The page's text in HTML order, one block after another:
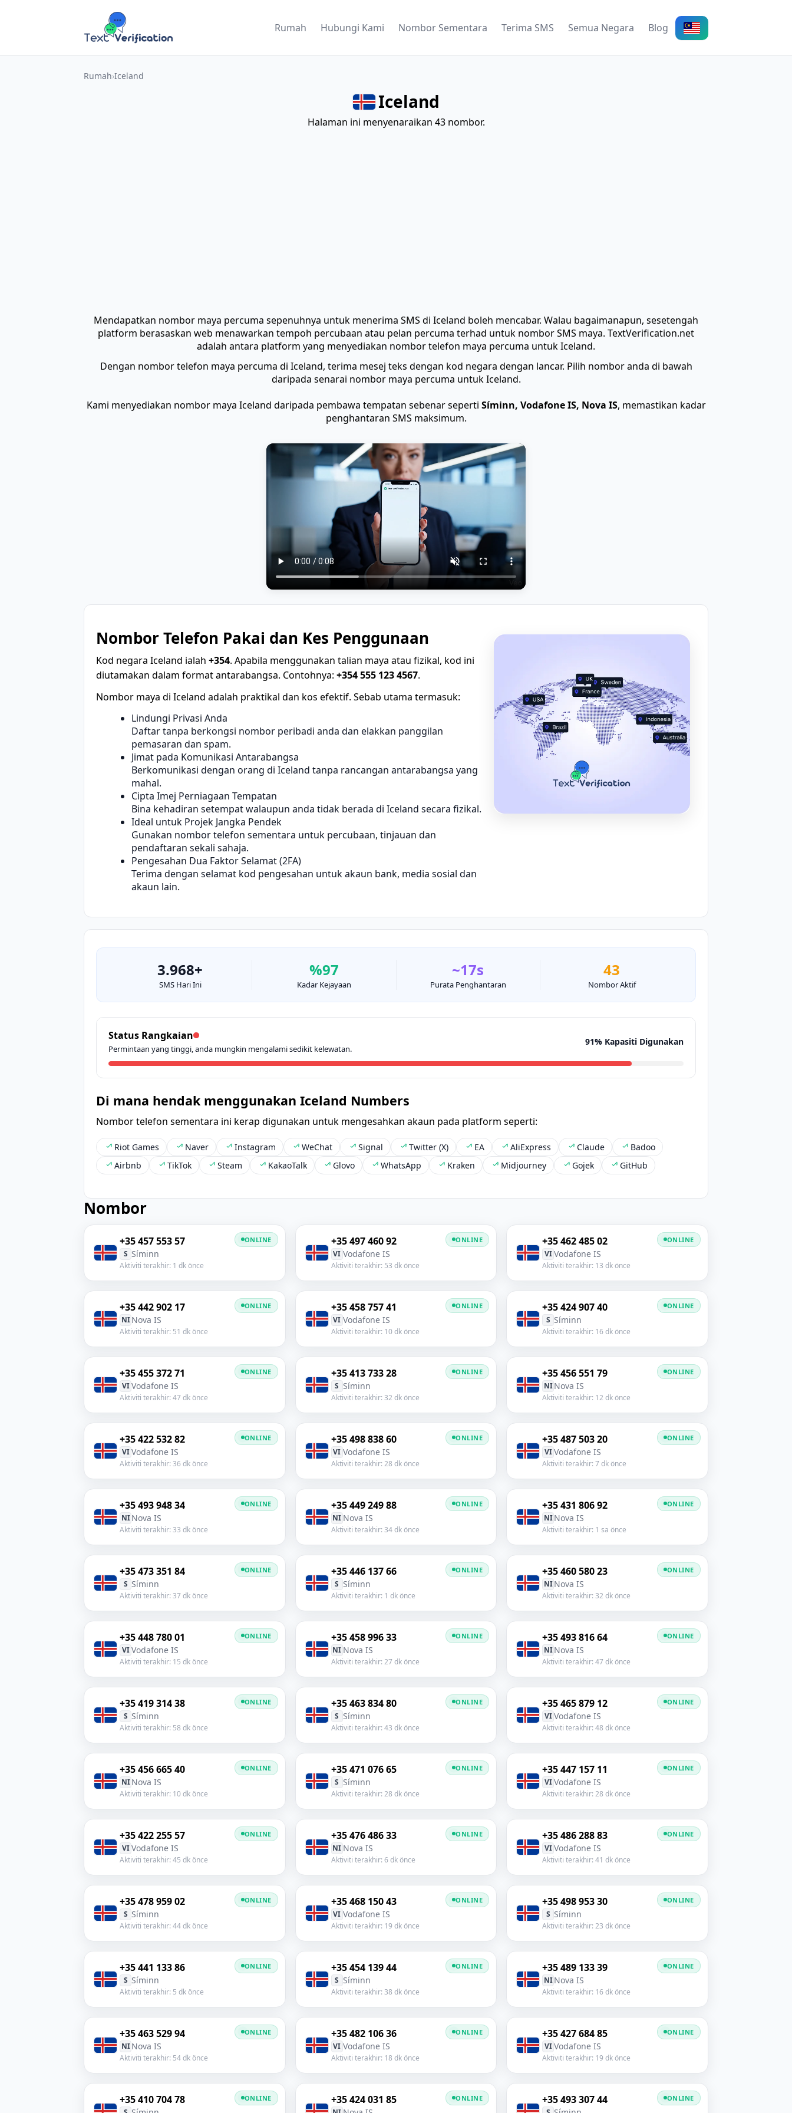
Rumah Hubungi Kami Nombor Sementara Terima SMS Semua Negara Blog
Rumah Iceland
Iceland
Halaman ini menyenaraikan 43 nombor.
Mendapatkan nombor maya percuma sepenuhnya untuk menerima SMS di Iceland boleh mencabar. Walau bagaimanapun, sesetengah
platform berasaskan web menawarkan tempoh percubaan atau pelan percuma terhad untuk nombor SMS maya. TextVerification.net
adalah antara platform yang menyediakan nombor telefon maya percuma untuk Iceland.
Dengan nombor telefon maya percuma di Iceland, terima mesej teks dengan kod negara dengan lancar. Pilih nombor anda di bawah
daripada senarai nombor maya percuma untuk Iceland.
Kami menyediakan nombor maya Iceland daripada pembawa tempatan sebenar seperti Síminn, Vodafone IS, Nova IS, memastikan kadar
penghantaran SMS maksimum.
Nombor Telefon Pakai dan Kes Penggunaan
Kod negara Iceland ialah +354. Apabila menggunakan talian maya atau fizikal, kod ini
diutamakan dalam format antarabangsa. Contohnya: +354 555 123 4567.
Nombor maya di Iceland adalah praktikal dan kos efektif. Sebab utama termasuk:
Lindungi Privasi Anda
Daftar tanpa berkongsi nombor peribadi anda dan elakkan panggilan
pemasaran dan spam.
Jimat pada Komunikasi Antarabangsa
Berkomunikasi dengan orang di Iceland tanpa rancangan antarabangsa yang
mahal.
Cipta Imej Perniagaan Tempatan
Bina kehadiran setempat walaupun anda tidak berada di Iceland secara fizikal.
Ideal untuk Projek Jangka Pendek
Gunakan nombor telefon sementara untuk percubaan, tinjauan dan
pendaftaran sekali sahaja.
Pengesahan Dua Faktor Selamat (2FA)
Terima dengan selamat kod pengesahan untuk akaun bank, media sosial dan
akaun lain.
3.968+
SMS Hari Ini
%97
Kadar Kejayaan
~17s
Purata Penghantaran
43
Nombor Aktif
Status Rangkaian
Permintaan yang tinggi, anda mungkin mengalami sedikit kelewatan.
91% Kapasiti Digunakan
Di mana hendak menggunakan Iceland Numbers
Nombor telefon sementara ini kerap digunakan untuk mengesahkan akaun pada platform seperti:
Riot Games Naver Instagram WeChat Signal Twitter (X) EA AliExpress Claude
Badoo
Airbnb
TikTok Steam KakaoTalk Glovo WhatsApp Kraken Midjourney Gojek GitHub
Nombor
+35 457 553 57
S Síminn
Aktiviti terakhir: 1 dk önce
ONLINE +35 497 460 92
VI Vodafone IS
Aktiviti terakhir: 53 dk önce
ONLINE +35 462 485 02
VI Vodafone IS
Aktiviti terakhir: 13 dk önce
ONLINE
+35 442 902 17
NI Nova IS
Aktiviti terakhir: 51 dk önce
ONLINE +35 458 757 41
VI Vodafone IS
Aktiviti terakhir: 10 dk önce
ONLINE +35 424 907 40
S Síminn
Aktiviti terakhir: 16 dk önce
ONLINE
+35 455 372 71
VI Vodafone IS
Aktiviti terakhir: 47 dk önce
ONLINE +35 413 733 28
S Síminn
Aktiviti terakhir: 32 dk önce
ONLINE +35 456 551 79
NINova IS
Aktiviti terakhir: 12 dk önce
ONLINE
+35 422 532 82
VI Vodafone IS
Aktiviti terakhir: 36 dk önce
ONLINE +35 498 838 60
VI Vodafone IS
Aktiviti terakhir: 28 dk önce
ONLINE +35 487 503 20
VI Vodafone IS
Aktiviti terakhir: 7 dk önce
ONLINE
+35 493 948 34
NI Nova IS
Aktiviti terakhir: 33 dk önce
ONLINE +35 449 249 88
NI Nova IS
Aktiviti terakhir: 34 dk önce
ONLINE +35 431 806 92
NINova IS
Aktiviti terakhir: 1 sa önce
ONLINE
+35 473 351 84
S Síminn
Aktiviti terakhir: 37 dk önce
ONLINE +35 446 137 66
S Síminn
Aktiviti terakhir: 1 dk önce
ONLINE +35 460 580 23
NINova IS
Aktiviti terakhir: 32 dk önce
ONLINE
+35 448 780 01
VI Vodafone IS
Aktiviti terakhir: 15 dk önce
ONLINE +35 458 996 33
NI Nova IS
Aktiviti terakhir: 27 dk önce
ONLINE +35 493 816 64
NINova IS
Aktiviti terakhir: 47 dk önce
ONLINE
+35 419 314 38
S Síminn
Aktiviti terakhir: 58 dk önce
ONLINE +35 463 834 80
S Síminn
Aktiviti terakhir: 43 dk önce
ONLINE +35 465 879 12
VI Vodafone IS
Aktiviti terakhir: 48 dk önce
ONLINE
+35 456 665 40
NI Nova IS
Aktiviti terakhir: 10 dk önce
ONLINE +35 471 076 65
S Síminn
Aktiviti terakhir: 28 dk önce
ONLINE +35 447 157 11
VI Vodafone IS
Aktiviti terakhir: 28 dk önce
ONLINE
+35 422 255 57
VI Vodafone IS
Aktiviti terakhir: 45 dk önce
ONLINE +35 476 486 33
NI Nova IS
Aktiviti terakhir: 6 dk önce
ONLINE +35 486 288 83
VI Vodafone IS
Aktiviti terakhir: 41 dk önce
ONLINE
+35 478 959 02
S Síminn
Aktiviti terakhir: 44 dk önce
ONLINE +35 468 150 43
VI Vodafone IS
Aktiviti terakhir: 19 dk önce
ONLINE +35 498 953 30
S Síminn
Aktiviti terakhir: 23 dk önce
ONLINE
+35 441 133 86
S Síminn
Aktiviti terakhir: 5 dk önce
ONLINE +35 454 139 44
S Síminn
Aktiviti terakhir: 38 dk önce
ONLINE +35 489 133 39
NINova IS
Aktiviti terakhir: 16 dk önce
ONLINE
+35 463 529 94
NI Nova IS
Aktiviti terakhir: 54 dk önce
ONLINE +35 482 106 36
VI Vodafone IS
Aktiviti terakhir: 18 dk önce
ONLINE +35 427 684 85
VI Vodafone IS
Aktiviti terakhir: 19 dk önce
ONLINE
+35 410 704 78 ONLINE +35 424 031 85 ONLINE +35 493 307 44 ONLINE